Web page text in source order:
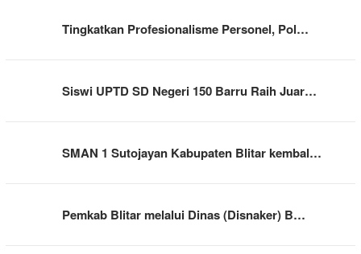
Tingkatkan Profesionalisme Personel, Pol…
Siswi UPTD SD Negeri 150 Barru Raih Juar…
SMAN 1 Sutojayan Kabupaten Blitar kembal…
Pemkab Blitar melalui Dinas (Disnaker) B…